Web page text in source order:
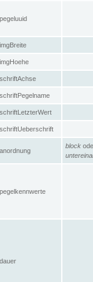
pegeluuid
imgBreite
imgHoehe
schriftAchse
schriftPegelname
schriftLetzterWert
schriftUeberschrift
anordnung
block
pegelkennwerte
dauer